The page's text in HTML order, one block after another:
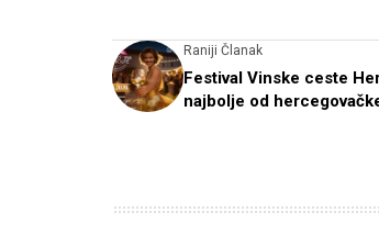
Raniji Članak
Festival Vinske ceste
najbolje od